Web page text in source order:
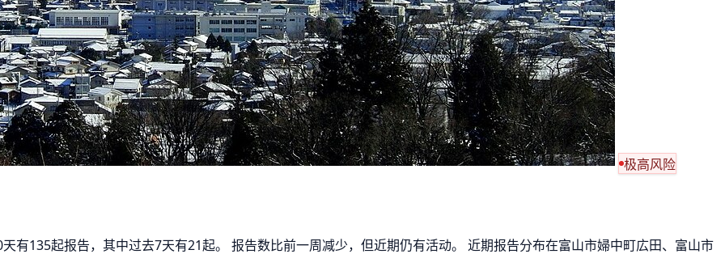
极高风险
有135起报告，其中过去7天有21起。 报告数比前一周减少，但近期仍有活动。 近期报告分布在富山市婦中町広田、富山市